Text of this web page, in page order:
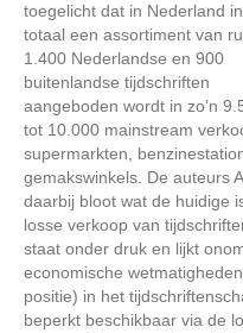
toegelicht dat in Nederland in
totaal een assortiment van
1.400 Nederlandse en 900
buitenlandse tijdschriften
aangeboden wordt in zo’n
tot 10.000 mainstream
supermarkten,
gemakswinkels. De auteurs
daarbij bloot wat de huidige
losse verkoop van
staat onder druk en lijkt
economische
positie) in het
beperkt beschikbaar via de